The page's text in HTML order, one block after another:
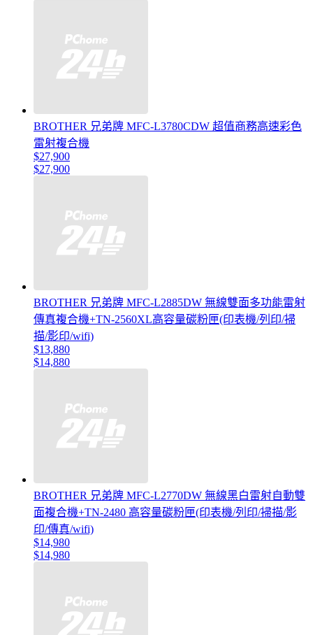
BROTHER 兄弟牌 MFC-L3780CDW 超值商務高速彩色
雷射複合機
$27,900
$27,900
BROTHER 兄弟牌 MFC-L2885DW 無線雙面多功能雷射
傳真複合機+TN-2560XL高容量碳粉匣(印表機/列印/掃
描/影印/wifi)
$13,880
$14,880
BROTHER 兄弟牌 MFC-L2770DW 無線黑白雷射自動雙
面複合機+TN-2480 高容量碳粉匣(印表機/列印/掃描/影
印/傳真/wifi)
$14,980
$14,980